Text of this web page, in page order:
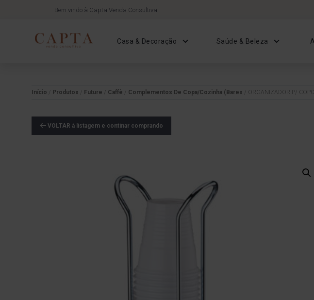
Bem vindo à Capta Venda Consultiva
Casa & Decoração Saúde & Beleza
Início Produtos Future Caffè Complementos De Copa/Cozinha (Bares / ORGANIZADOR P/
VOLTAR à listagem e continar comprando